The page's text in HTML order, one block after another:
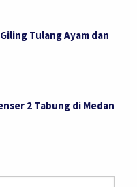
Tulang Ayam dan
2 Tabung di Medan